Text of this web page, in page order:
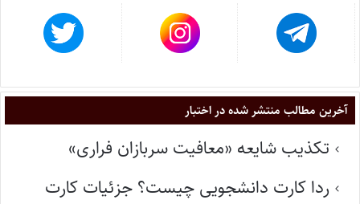
آخرین مطالب منتشر شده در اختبار
تکذیب شایعه «معافیت سربازان فراری»
ردا کارت دانشجویی چیست؟ جزئیات کارت